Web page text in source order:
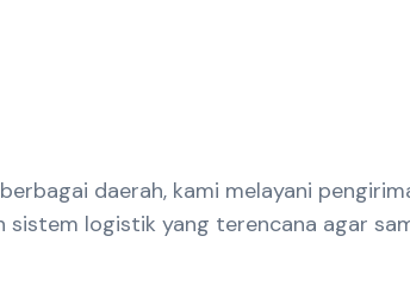
daerah, kami melayani
sistem logistik yang terencana agar